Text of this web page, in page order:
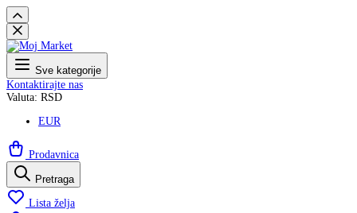
Sve kategorije
Kontaktirajte nas
Valuta: RSD
EUR
Prodavnica
Pretraga
Lista želja